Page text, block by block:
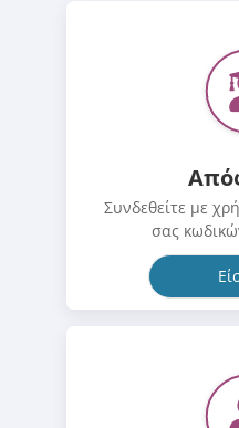
Συνδεθείτε με
σας